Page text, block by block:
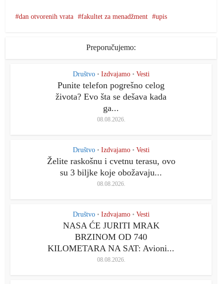
dan otvorenih vrata fakultet za menadžment upis
Preporučujemo:
Društvo • Izdvajamo • Vesti
Punite telefon pogrešno celog
života? Evo šta se dešava kada
ga...
08.08.2026.
Društvo • Izdvajamo • Vesti
Želite raskošnu i cvetnu terasu, ovo
su 3 biljke koje obožavaju...
08.08.2026.
Društvo • Izdvajamo • Vesti
NASA ĆE JURITI MRAK
BRZINOM OD 740
KILOMETARA NA SAT: Avioni...
08.08.2026.